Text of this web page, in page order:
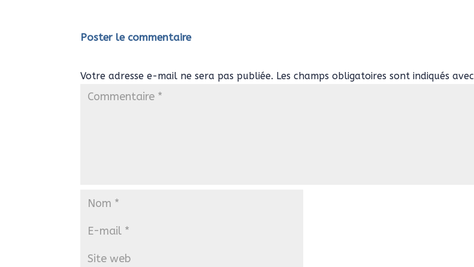
Poster le commentaire
Votre adresse e-mail ne sera pas publiée. Les champs obligatoires sont indiqués avec